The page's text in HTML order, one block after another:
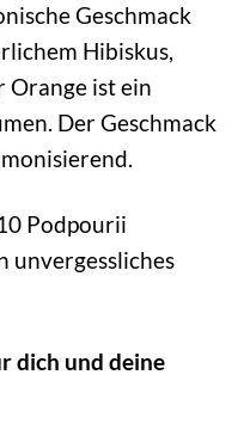
Geschmack
Hibiskus,
ist ein
Der Geschmack
Podpourii
unvergessliches
dich und deine